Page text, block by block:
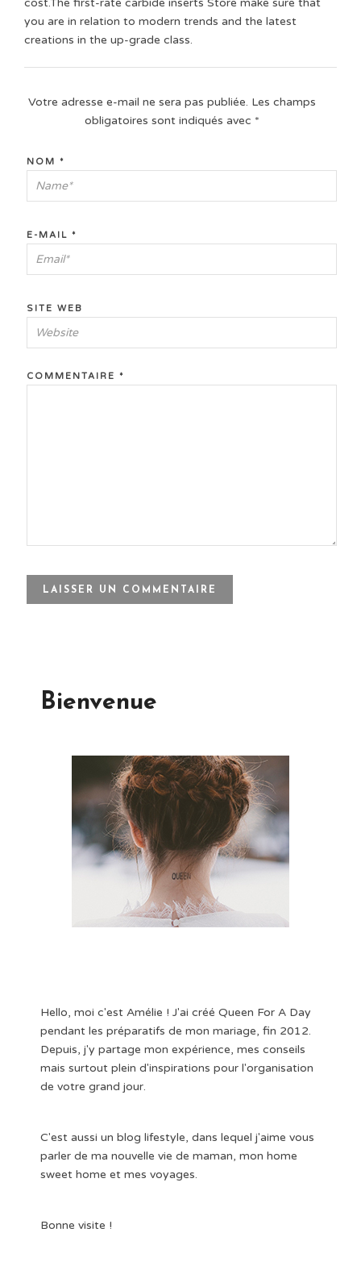
cost.The first-rate carbide inserts Store make sure that
you are in relation to modern trends and the latest
creations in the up-grade class.
Votre adresse e-mail ne sera pas publiée. Les champs
obligatoires sont indiqués avec *
NOM *
E-MAIL *
SITE WEB
COMMENTAIRE *
Bienvenue
Hello, moi c'est Amélie ! J'ai créé Queen For A Day
pendant les préparatifs de mon mariage, fin 2012.
Depuis, j'y partage mon expérience, mes conseils
mais surtout plein d'inspirations pour l'organisation
de votre grand jour.
C'est aussi un blog lifestyle, dans lequel j'aime vous
parler de ma nouvelle vie de maman, mon home
sweet home et mes voyages.
Bonne visite !